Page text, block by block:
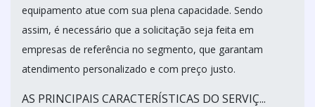
equipamento atue com sua plena capacidade. Sendo
assim, é necessário que a solicitação seja feita em
empresas de referência no segmento, que garantam
atendimento personalizado e com preço justo.
AS PRINCIPAIS CARACTERÍSTICAS DO SERVIÇ...